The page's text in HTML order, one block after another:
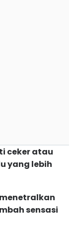
ceker atau
yang lebih
sensasi